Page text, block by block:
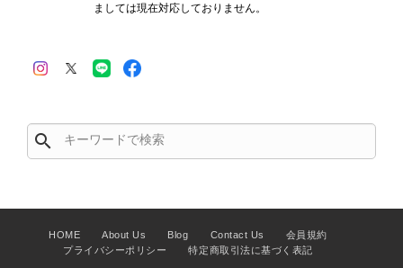
商品が直ぐに届きました。思った以上に素敵なお品でした。また
商品を無事にお受け取りいただき、ま
た迅速にお届けできたとのこと、大変
安心いたしました！ さらに、「思っ
ひこちらの商品を末永くご愛用いただ
けましたら幸いです。 また気になる
ましては現在対応しておりません。
search
HOME About Us Blog Contact Us
会員規約
プライバシーポリシー
特定商取引法に基づく表記